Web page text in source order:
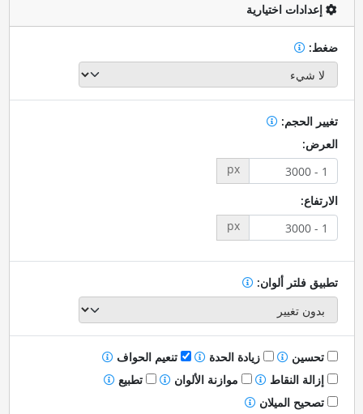
إعدادات اختيارية
ضغط:
تغيير الحجم:
العرض:
px
الارتفاع:
px
تطبيق فلتر ألوان:
تحسين زيادة الحدة
تنعيم الحواف
إزالة النقاط
موازنة الألوان
تطبيع
تصحيح الميلان